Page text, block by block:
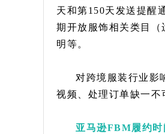
天和第150天发送提醒
期开放服饰相关类目
明等。
对跨境服装行业影
视频、处理订单缺一
亚马逊FBM履约